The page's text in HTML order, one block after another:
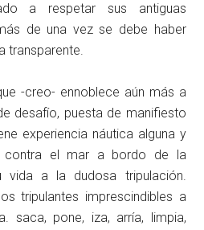
a respetar sus antiguas
de una vez se debe haber
transparente.
-creo- ennoblece aún más a
desafío, puesta de manifiesto
experiencia náutica alguna y
contra el mar a bordo de la
vida a la dudosa tripulación.
tripulantes imprescindibles a
saca, pone, iza, arría, limpia,